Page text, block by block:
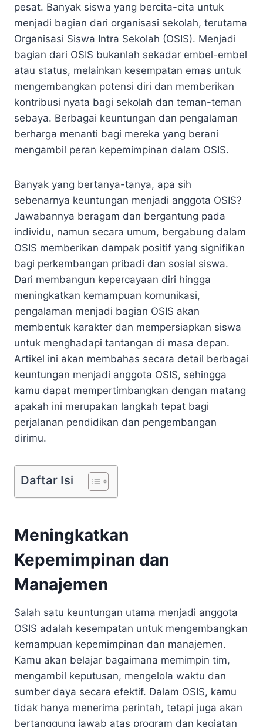
pesat. Banyak siswa yang bercita-cita untuk
menjadi bagian dari organisasi sekolah, terutama
Organisasi Siswa Intra Sekolah (OSIS). Menjadi
bagian dari OSIS bukanlah sekadar embel-embel
atau status, melainkan kesempatan emas untuk
mengembangkan potensi diri dan memberikan
kontribusi nyata bagi sekolah dan teman-teman
sebaya. Berbagai keuntungan dan pengalaman
berharga menanti bagi mereka yang berani
mengambil peran kepemimpinan dalam OSIS.
Banyak yang bertanya-tanya, apa sih
sebenarnya keuntungan menjadi anggota OSIS?
Jawabannya beragam dan bergantung pada
individu, namun secara umum, bergabung dalam
OSIS memberikan dampak positif yang signifikan
bagi perkembangan pribadi dan sosial siswa.
Dari membangun kepercayaan diri hingga
meningkatkan kemampuan komunikasi,
pengalaman menjadi bagian OSIS akan
membentuk karakter dan mempersiapkan siswa
untuk menghadapi tantangan di masa depan.
Artikel ini akan membahas secara detail berbagai
keuntungan menjadi anggota OSIS, sehingga
kamu dapat mempertimbangkan dengan matang
apakah ini merupakan langkah tepat bagi
perjalanan pendidikan dan pengembangan
dirimu.
Daftar Isi
Meningkatkan
Kepemimpinan dan
Manajemen
Salah satu keuntungan utama menjadi anggota
OSIS adalah kesempatan untuk mengembangkan
kemampuan kepemimpinan dan manajemen.
Kamu akan belajar bagaimana memimpin tim,
mengambil keputusan, mengelola waktu dan
sumber daya secara efektif. Dalam OSIS, kamu
tidak hanya menerima perintah, tetapi juga akan
bertanggung jawab atas program dan kegiatan